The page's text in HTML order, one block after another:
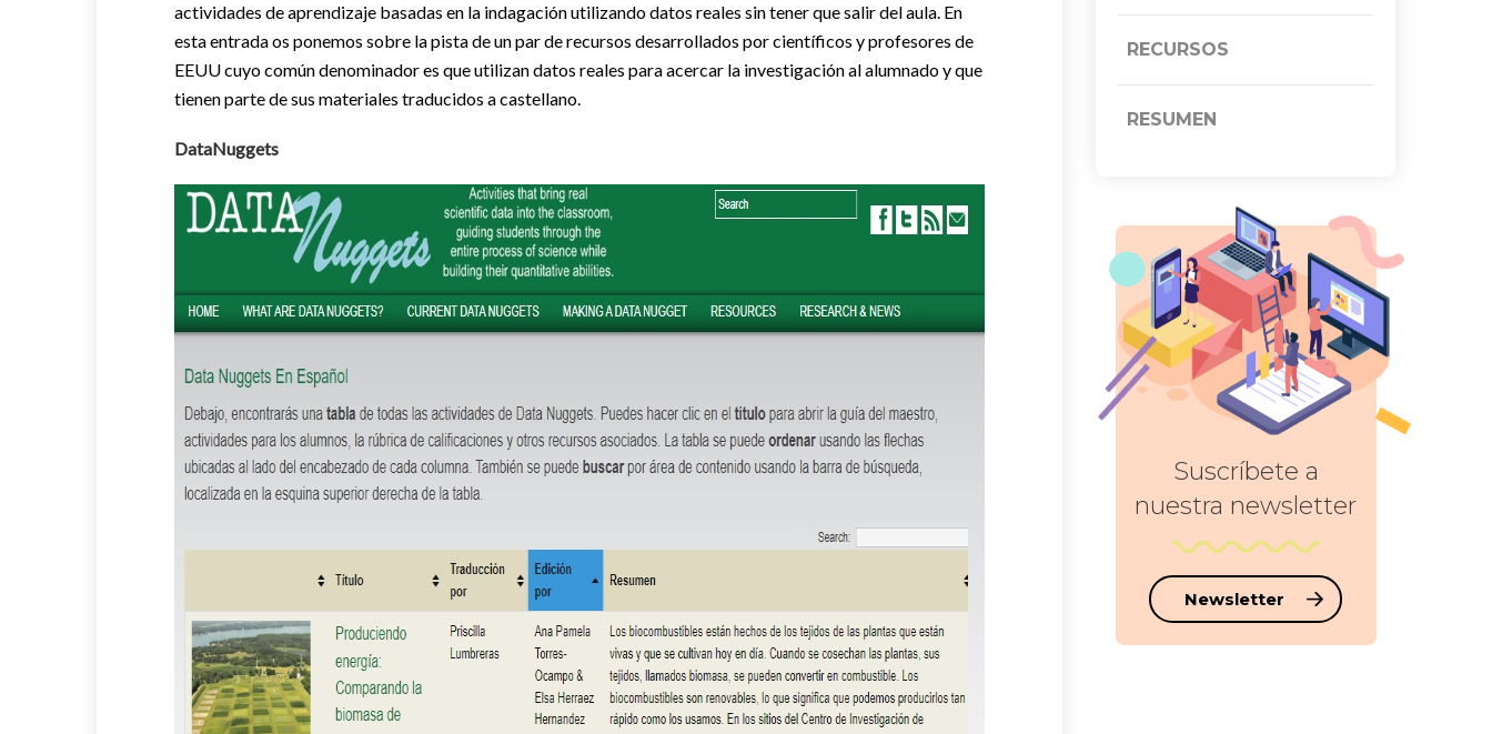
actividades de aprendizaje basadas en la indagación utilizando datos reales sin tener que salir del aula. En
esta entrada os ponemos sobre la pista de un par de recursos desarrollados por científicos y profesores de
EEUU cuyo común denominador es que utilizan datos reales para acercar la investigación al alumnado y que
tienen parte de sus materiales traducidos a castellano.
DataNuggets
RECURSOS
RESUMEN
Suscríbete a
nuestra newsletter
Newsletter